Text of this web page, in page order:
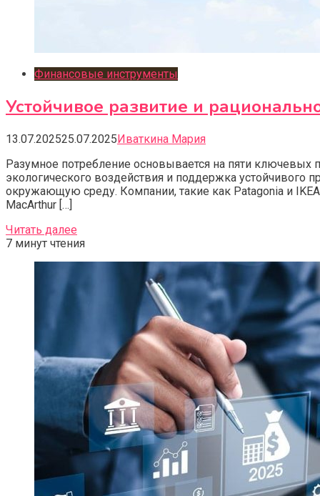
Финансовые инструменты
Устойчивое развитие и
13.07.202525.07.2025Иваткина Мария
Разумное потребление основывается на пяти ключевых
экологического воздействия и поддержка устойчивого
окружающую среду. Компании, такие как Patagonia и
MacArthur […]
Читать далее
7 минут чтения